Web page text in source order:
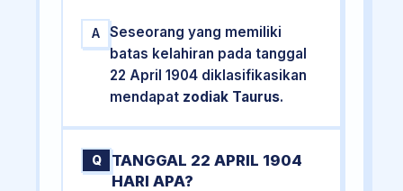
A
Seseorang yang memiliki
batas kelahiran pada tanggal
22 April 1904 diklasifikasikan
mendapat zodiak Taurus.
Q
TANGGAL 22 APRIL 1904
HARI APA?